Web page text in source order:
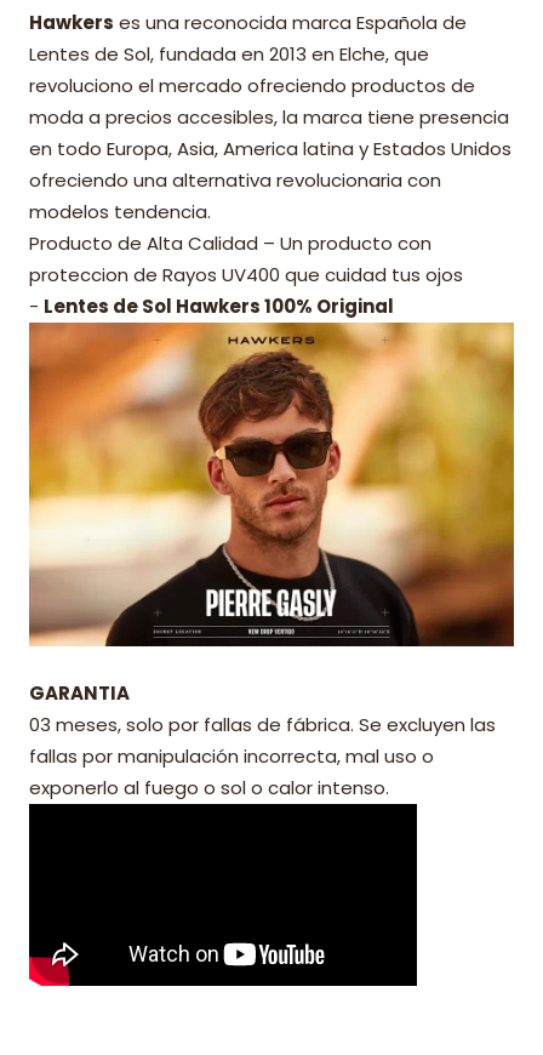
Hawkers es una reconocida marca Española de
Lentes de Sol, fundada en 2013 en Elche, que
revoluciono el mercado ofreciendo productos de
moda a precios accesibles, la marca tiene presencia
en todo Europa, Asia, America latina y Estados Unidos
ofreciendo una alternativa revolucionaria con
modelos tendencia.
Producto de Alta Calidad – Un producto con
proteccion de Rayos UV400 que cuidad tus ojos
- Lentes de Sol Hawkers 100% Original
GARANTIA
03 meses, solo por fallas de fábrica. Se excluyen las
fallas por manipulación incorrecta, mal uso o
exponerlo al fuego o sol o calor intenso.